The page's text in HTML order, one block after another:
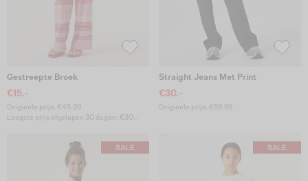
Gestreepte Broek
€15.-
Originele prijs: €45.99
Laagste prijs afgelopen 30 dagen: €30.-
Straight Jeans Met Print
€30.-
Originele prijs: €59.99